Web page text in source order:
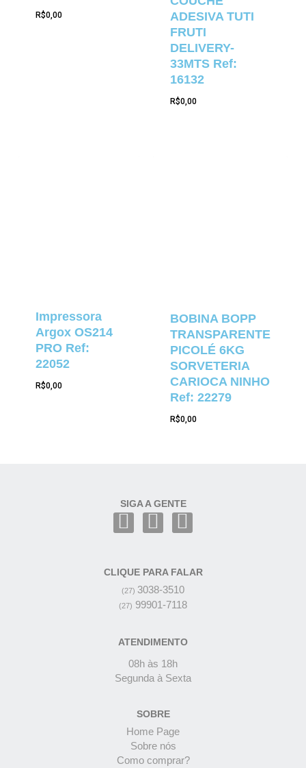
R$0,00
ADESIVA TUTI
FRUTI
DELIVERY-
33MTS Ref:
16132
R$0,00
Impressora
Argox OS214
PRO Ref:
22052
R$0,00
BOBINA BOPP
TRANSPARENTE
PICOLÉ 6KG
SORVETERIA
CARIOCA NINHO
Ref: 22279
R$0,00
SIGA A GENTE
CLIQUE PARA FALAR
(27) 3038-3510
(27) 99901-7118
ATENDIMENTO
08h às 18h
Segunda à Sexta
SOBRE
Home Page
Sobre nós
Como comprar?